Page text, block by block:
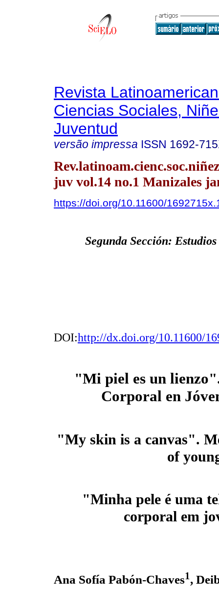
Revista
Ciencias Sociales,
Juventud
versão impressa ISSN 1692-
Rev.latinoam.cienc.soc.niñez
juv vol.14 no.1 Manizales
https://doi.org/10.11600/
Segunda Sección:
DOI:http://dx.doi.org/10.11600/
"Mi piel es un
Corporal en
"My skin is a canvas".
of
"Minha pele é uma
corporal em
Ana Sofía Pabón-Chaves1,